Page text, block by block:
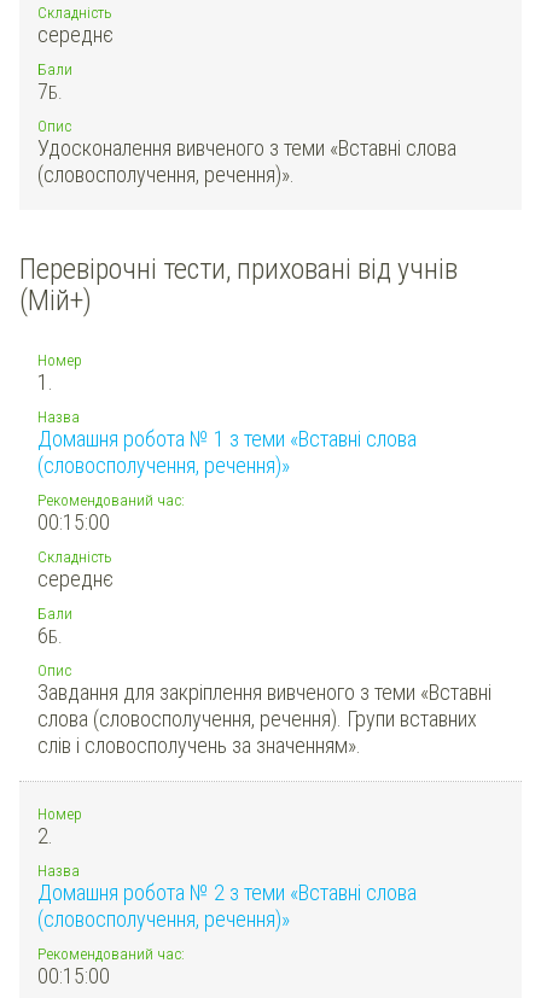
Складність
середнє
Бали
7Б.
Опис
Удосконалення вивченого з теми «Вставні слова
(словосполучення, речення)».
Перевірочні тести, приховані від учнів
(Мій+)
Номер
1.
Назва
Домашня робота № 1 з теми «Вставні слова
(словосполучення, речення)»
Рекомендований час:
00:15:00
Складність
середнє
Бали
6Б.
Опис
Завдання для закріплення вивченого з теми «Вставні
слова (словосполучення, речення). Групи вставних
слів і словосполучень за значенням».
Номер
2.
Назва
Домашня робота № 2 з теми «Вставні слова
(словосполучення, речення)»
Рекомендований час:
00:15:00